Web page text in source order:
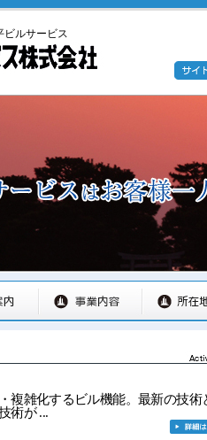
ビルサービス
複雑化するビル機能。最新の技術
術が ...